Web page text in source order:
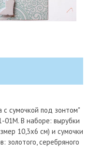
сумочкой под зонтом"
01M. В наборе: вырубки
10,3х6 см) и сумочки
золотого, серебряного